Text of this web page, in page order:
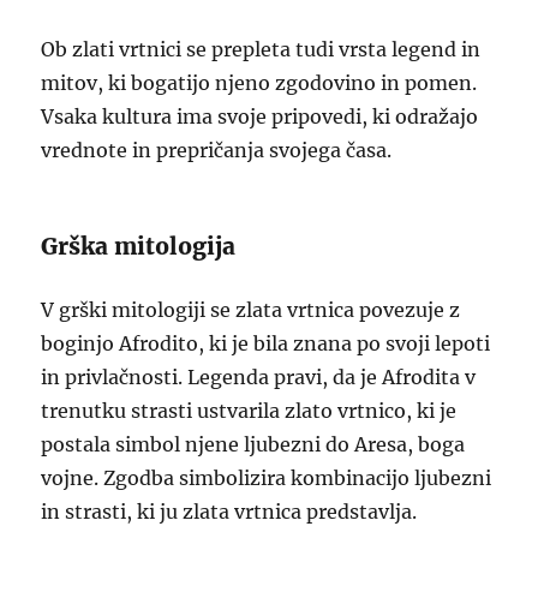
Ob zlati vrtnici se prepleta tudi vrsta legend in
mitov, ki bogatijo njeno zgodovino in pomen.
Vsaka kultura ima svoje pripovedi, ki odražajo
vrednote in prepričanja svojega časa.
Grška mitologija
V grški mitologiji se zlata vrtnica povezuje z
boginjo Afrodito, ki je bila znana po svoji lepoti
in privlačnosti. Legenda pravi, da je Afrodita v
trenutku strasti ustvarila zlato vrtnico, ki je
postala simbol njene ljubezni do Aresa, boga
vojne. Zgodba simbolizira kombinacijo ljubezni
in strasti, ki ju zlata vrtnica predstavlja.